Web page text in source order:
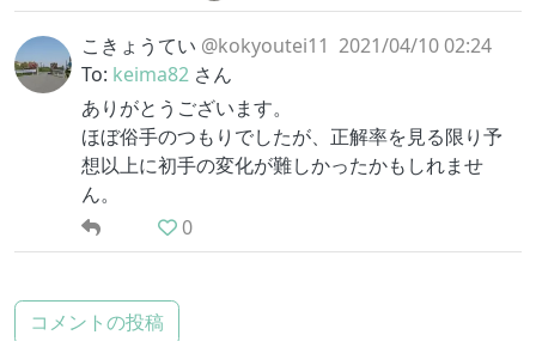
こきょうてい @kokyoutei11 2021/04/10 02:24
To: keima82 さん
ありがとうございます。
ほぼ俗手のつもりでしたが、正解率を見る限り予
想以上に初手の変化が難しかったかもしれませ
ん。
0
コメントの投稿